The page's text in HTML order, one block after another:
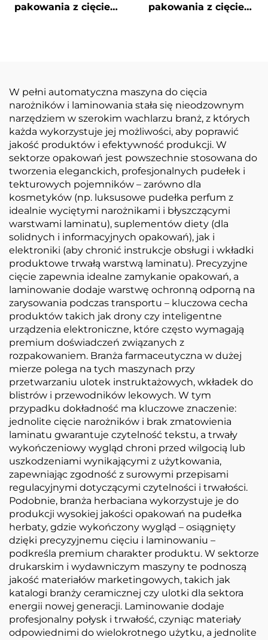
pakowania z cięciem
pakowania z cięciem
W pełni automatyczna maszyna do cięcia
narożników i laminowania stała się nieodzownym
narzędziem w szerokim wachlarzu branż, z których
każda wykorzystuje jej możliwości, aby poprawić
jakość produktów i efektywność produkcji. W
sektorze opakowań jest powszechnie stosowana do
tworzenia eleganckich, profesjonalnych pudełek i
tekturowych pojemników – zarówno dla
kosmetyków (np. luksusowe pudełka perfum z
idealnie wyciętymi narożnikami i błyszczącymi
warstwami laminatu), suplementów diety (dla
solidnych i informacyjnych opakowań), jak i
elektroniki (aby chronić instrukcje obsługi i wkładki
produktowe trwałą warstwą laminatu). Precyzyjne
cięcie zapewnia idealne zamykanie opakowań, a
laminowanie dodaje warstwę ochronną odporną na
zarysowania podczas transportu – kluczowa cecha
produktów takich jak drony czy inteligentne
urządzenia elektroniczne, które często wymagają
premium doświadczeń związanych z
rozpakowaniem. Branża farmaceutyczna w dużej
mierze polega na tych maszynach przy
przetwarzaniu ulotek instruktażowych, wkładek do
blistrów i przewodników lekowych. W tym
przypadku dokładność ma kluczowe znaczenie:
jednolite cięcie narożników i brak zmatowienia
laminatu gwarantuje czytelność tekstu, a trwały
wykończeniowy wygląd chroni przed wilgocią lub
uszkodzeniami wynikającymi z użytkowania,
zapewniając zgodność z surowymi przepisami
regulacyjnymi dotyczącymi czytelności i trwałości.
Podobnie, branża herbaciana wykorzystuje je do
produkcji wysokiej jakości opakowań na pudełka
herbaty, gdzie wykończony wygląd – osiągnięty
dzięki precyzyjnemu cięciu i laminowaniu –
podkreśla premium charakter produktu. W sektorze
drukarskim i wydawniczym maszyny te podnoszą
jakość materiałów marketingowych, takich jak
katalogi branży ceramicznej czy ulotki dla sektora
energii nowej generacji. Laminowanie dodaje
profesjonalny połysk i trwałość, czyniąc materiały
odpowiednimi do wielokrotnego użytku, a jednolite